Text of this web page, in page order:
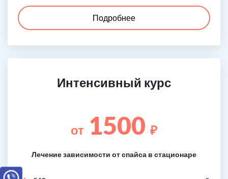
Подробнее
Интенсивный курс
от 1500 ₽
Лечение зависимости от спайса в стационаре